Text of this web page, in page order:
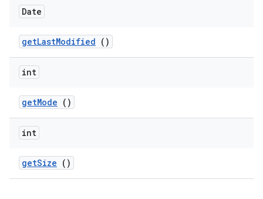
Date
getLastModified ()
int
getMode ()
int
getSize ()